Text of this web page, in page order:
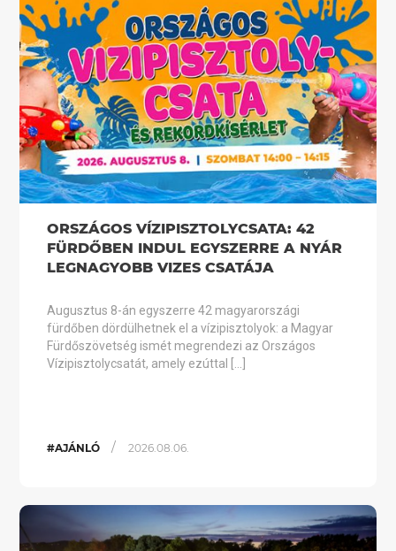
ORSZÁGOS VÍZIPISZTOLYCSATA: 42
FÜRDŐBEN INDUL EGYSZERRE A NYÁR
LEGNAGYOBB VIZES CSATÁJA
Augusztus 8-án egyszerre 42 magyarországi
fürdőben dördülhetnek el a vízipisztolyok: a Magyar
Fürdőszövetség ismét megrendezi az Országos
Vízipisztolycsatát, amely ezúttal […]
#AJÁNLÓ / 2026.08.06.